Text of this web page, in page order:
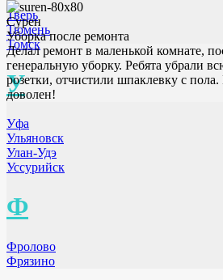
Тверь
Тюмень
Томск
У
Уфа
Ульяновск
Улан-Удэ
Уссурийск
Ф
Фролово
Фрязино
Сурен
Уборка после ремонта
Делал ремонт в маленькой комнате,
генеральную уборку. Ребята убрали
розетки, отчистили шпаклевку с
доволен!